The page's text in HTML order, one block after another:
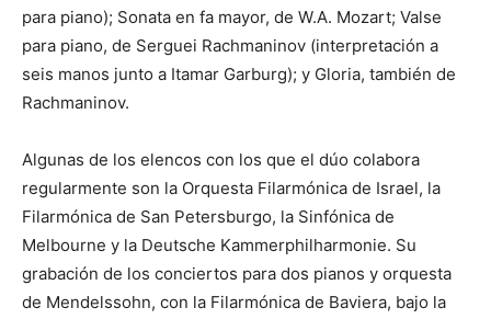
para piano); Sonata en fa mayor, de W.A. Mozart; Valse
para piano, de Serguei Rachmaninov (interpretación a
seis manos junto a Itamar Garburg); y Gloria, también de
Rachmaninov.
Algunas de los elencos con los que el dúo colabora
regularmente son la Orquesta Filarmónica de Israel, la
Filarmónica de San Petersburgo, la Sinfónica de
Melbourne y la Deutsche Kammerphilharmonie. Su
grabación de los conciertos para dos pianos y orquesta
de Mendelssohn, con la Filarmónica de Baviera, bajo la